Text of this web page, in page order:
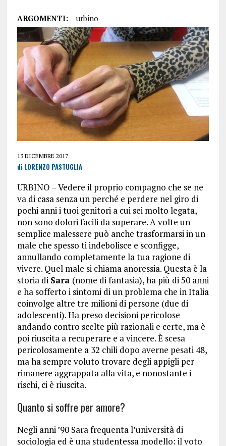
ARGOMENTI: urbino
13 DICEMBRE 2017
di LORENZO PASTUGLIA
URBINO – Vedere il proprio compagno che se ne
va di casa senza un perché e perdere nel giro di
pochi anni i tuoi genitori a cui sei molto legata,
non sono dolori facili da superare. A volte un
semplice malessere può anche trasformarsi in un
male che spesso ti indebolisce e sconfigge,
annullando completamente la tua ragione di
vivere. Quel male si chiama anoressia.Questa è la
storia di Sara (nome di fantasia), ha più di 50 anni
e ha sofferto i sintomi di un problema che in Italia
coinvolge altre tre milioni di persone (due di
adolescenti). Ha preso decisioni pericolose
andando contro scelte più razionali e certe, ma è
poi riuscita a recuperare e a vincere. È scesa
pericolosamente a 32 chili dopo averne pesati 48,
ma ha sempre voluto trovare degli appigli per
rimanere aggrappata alla vita, e nonostante i
rischi, ci è riuscita.
Quanto si soffre per amore?
Negli anni ’90 Sara frequenta l’università di
sociologia ed è una studentessa modello: il voto